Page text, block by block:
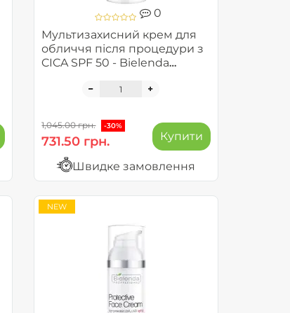
0
Мультизахисний крем для
обличчя після процедури з
CICA SPF 50 - Bielenda
Program
1,045.00 грн. -30%
731.50 грн. Купити
Швидке замовлення
NEW